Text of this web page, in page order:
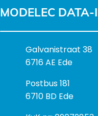
MODELEC
B
e
o
e
k
Galvanistraat 38
6716 AE Ede
P
o
Postbus 181
6710 BD Ede